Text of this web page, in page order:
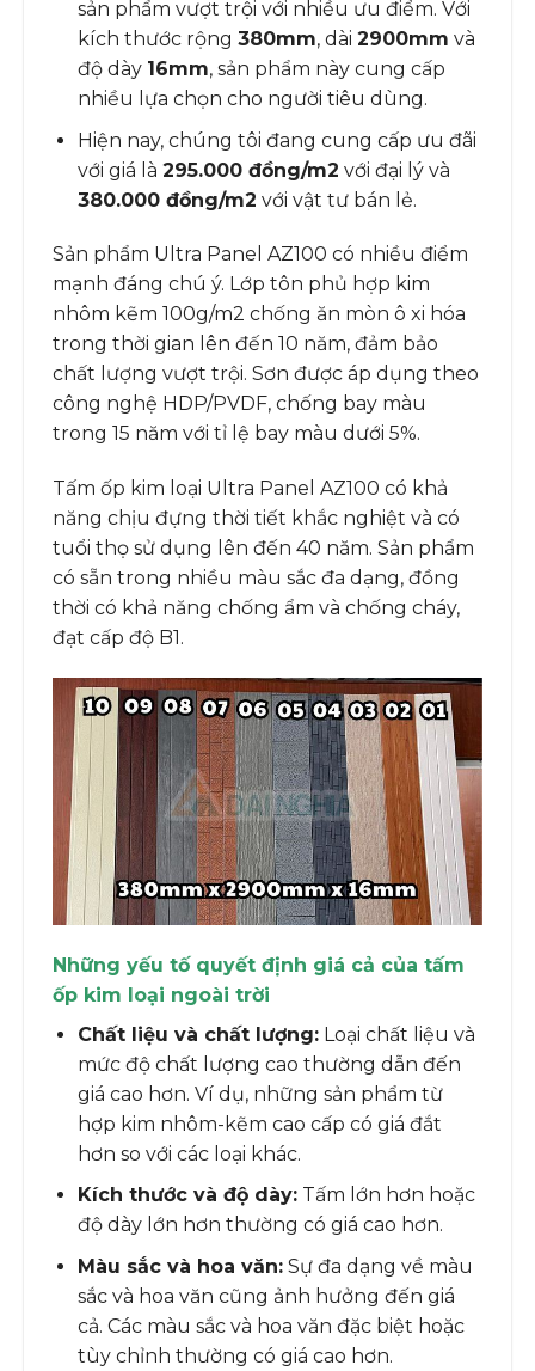
sản phẩm vượt trội với nhiều ưu điểm. Với
kích thước rộng 380mm, dài 2900mm và
độ dày 16mm, sản phẩm này cung cấp
nhiều lựa chọn cho người tiêu dùng.
Hiện nay, chúng tôi đang cung cấp ưu đãi
với giá là 295.000 đồng/m2 với đại lý và
380.000 đồng/m2 với vật tư bán lẻ.
Sản phẩm Ultra Panel AZ100 có nhiều điểm
mạnh đáng chú ý. Lớp tôn phủ hợp kim
nhôm kẽm 100g/m2 chống ăn mòn ô xi hóa
trong thời gian lên đến 10 năm, đảm bảo
chất lượng vượt trội. Sơn được áp dụng theo
công nghệ HDP/PVDF, chống bay màu
trong 15 năm với tỉ lệ bay màu dưới 5%.
Tấm ốp kim loại Ultra Panel AZ100 có khả
năng chịu đựng thời tiết khắc nghiệt và có
tuổi thọ sử dụng lên đến 40 năm. Sản phẩm
có sẵn trong nhiều màu sắc đa dạng, đồng
thời có khả năng chống ẩm và chống cháy,
đạt cấp độ B1.
Những yếu tố quyết định giá cả của tấm
ốp kim loại ngoài trời
Chất liệu và chất lượng:Loại chất liệu và
mức độ chất lượng cao thường dẫn đến
giá cao hơn. Ví dụ, những sản phẩm từ
hợp kim nhôm-kẽm cao cấp có giá đắt
hơn so với các loại khác.
Kích thước và độ dày:Tấm lớn hơn hoặc
độ dày lớn hơn thường có giá cao hơn.
Màu sắc và hoa văn:Sự đa dạng về màu
sắc và hoa văn cũng ảnh hưởng đến giá
cả. Các màu sắc và hoa văn đặc biệt hoặc
tùy chỉnh thường có giá cao hơn.